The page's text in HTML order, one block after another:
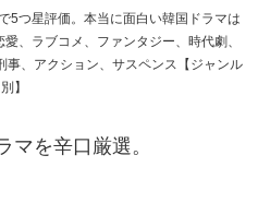
5つ星評価。本当に面白い韓国ドラマは
、ラブコメ、ファンタジー、時代劇、
事、アクション、サスペンス【ジャンル
別】
マを辛口厳選。